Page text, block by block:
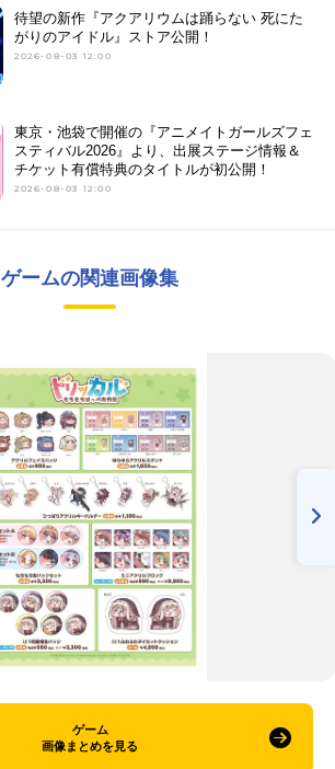
待望の新作『アクアリウムは踊らない 死にた
がりのアイドル』ストア公開！
2026-08-03 12:00
東京・池袋で開催の『アニメイトガールズフェ
スティバル2026』より、出展ステージ情報＆
チケット有償特典のタイトルが初公開！
2026-08-03 12:00
ゲームの関連画像集
ゲーム
画像まとめを見る